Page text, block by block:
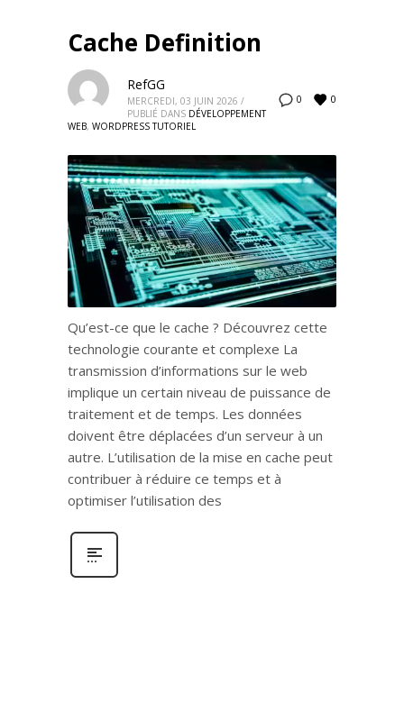
Cache Definition
0 0
RefGG
MERCREDI, 03 JUIN 2026 /
PUBLIÉ DANS DÉVELOPPEMENT
WEB, WORDPRESS TUTORIEL
Qu’est-ce que le cache ? Découvrez cette
technologie courante et complexe La
transmission d’informations sur le web
implique un certain niveau de puissance de
traitement et de temps. Les données
doivent être déplacées d’un serveur à un
autre. L’utilisation de la mise en cache peut
contribuer à réduire ce temps et à
optimiser l’utilisation des